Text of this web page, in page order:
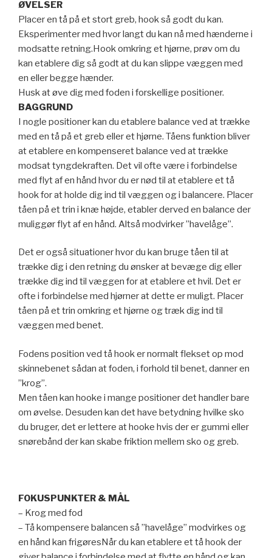
ØVELSER
Placer en tå på et stort greb, hook så godt du kan.
Eksperimenter med hvor langt du kan nå med hænderne i
modsatte retning.Hook omkring et hjørne, prøv om du
kan etablere dig så godt at du kan slippe væggen med
en eller begge hænder.
Husk at øve dig med foden i forskellige positioner.
BAGGRUND
I nogle positioner kan du etablere balance ved at trække
med en tå på et greb eller et hjørne. Tåens funktion bliver
at etablere en kompenseret balance ved at trække
modsat tyngdekraften. Det vil ofte være i forbindelse
med flyt af en hånd hvor du er nød til at etablere et tå
hook for at holde dig ind til væggen og i balancere. Placer
tåen på et trin i knæ højde, etabler derved en balance der
muliggør flyt af en hånd. Altså modvirker ”havelåge”.
Det er også situationer hvor du kan bruge tåen til at
trække dig i den retning du ønsker at bevæge dig eller
trække dig ind til væggen for at etablere et hvil. Det er
ofte i forbindelse med hjørner at dette er muligt. Placer
tåen på et trin omkring et hjørne og træk dig ind til
væggen med benet.
Fodens position ved tå hook er normalt flekset op mod
skinnebenet sådan at foden, i forhold til benet, danner en
”krog”.
Men tåen kan hooke i mange positioner det handler bare
om øvelse. Desuden kan det have betydning hvilke sko
du bruger, det er lettere at hooke hvis der er gummi eller
snørebånd der kan skabe friktion mellem sko og greb.
FOKUSPUNKTER & MÅL
– Krog med fod
– Tå kompensere balancen så ”havelåge” modvirkes og
en hånd kan frigøresNår du kan etablere et tå hook der